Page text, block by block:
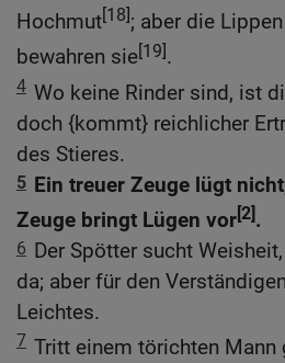
Hochmut[18]; aber die
bewahren sie[19].
4 Wo keine Rinder sind, ist
doch {kommt} reichlicher
des Stieres.
5 Ein treuer Zeuge lügt
Zeuge bringt Lügen vor[2].
6 Der Spötter sucht
da; aber für den
Leichtes.
7 Tritt einem törichten Mann